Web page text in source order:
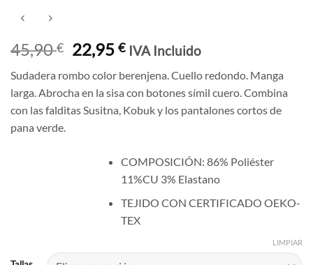
45,90€ El
precio
original
era:
45,90 €.
22,95€El
actual
es:
22,95 €.
IVA Incluido
Sudadera rombo color berenjena. Cuello redondo. Manga
larga. Abrocha en la sisa con botones símil cuero. Combina
con las falditas Susitna, Kobuk y los pantalones cortos de
pana verde.
COMPOSICIÓN: 86% Poliéster
11%CU 3% Elastano
TEJIDO CON CERTIFICADO OEKO-
TEX
LIMPIAR